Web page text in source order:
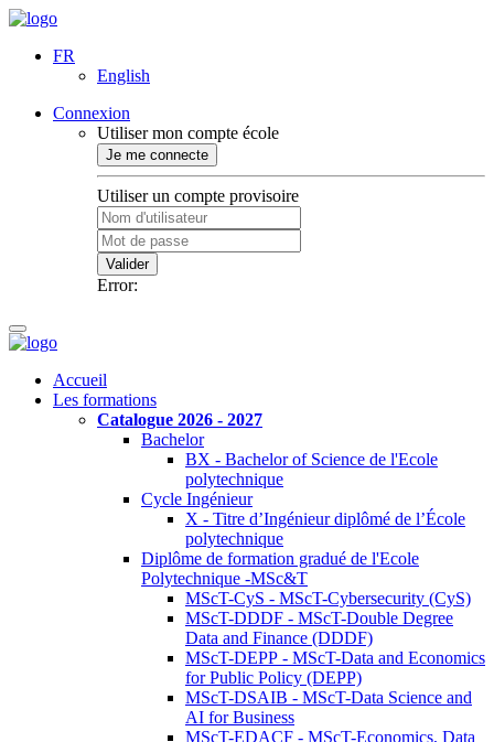
FR
English
Connexion
Utiliser mon compte école
Je me connecte
Utiliser un compte provisoire
Valider
Error:
Accueil
Les formations
Catalogue 2026 - 2027
Bachelor
BX - Bachelor of Science de l'Ecole
polytechnique
Cycle Ingénieur
X - Titre d’Ingénieur diplômé de l’École
polytechnique
Diplôme de formation gradué de l'Ecole
Polytechnique -MSc&T
MScT-CyS - MScT-Cybersecurity (CyS)
MScT-DDDF - MScT-Double Degree
Data and Finance (DDDF)
MScT-DEPP - MScT-Data and Economics
for Public Policy (DEPP)
MScT-DSAIB - MScT-Data Science and
AI for Business
MScT-EDACF - MScT-Economics, Data